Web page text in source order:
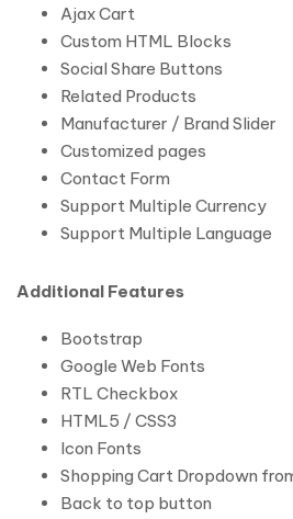
Ajax Cart
Custom HTML Blocks
Social Share Buttons
Related Products
Manufacturer / Brand Slider
Customized pages
Contact Form
Support Multiple Currency
Support Multiple Language
Additional Features
Bootstrap
Google Web Fonts
RTL Checkbox
HTML5 / CSS3
Icon Fonts
Shopping Cart Dropdown
Back to top button